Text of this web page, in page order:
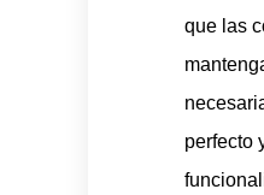
que las
perfecto